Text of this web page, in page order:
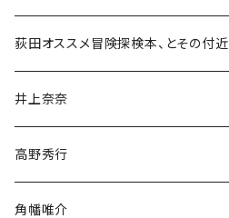
和書
文学・小説・物語
随筆・ノンフィクション・その他
荻田オススメ冒険探検本、とその付近
井上奈奈
高野秀行
角幡唯介